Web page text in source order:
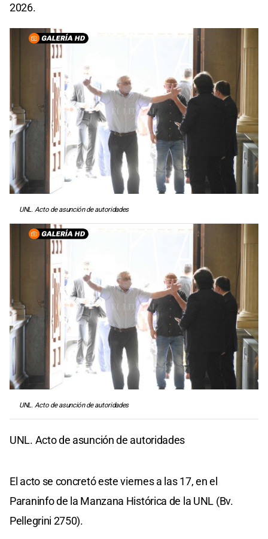
2026.
UNL. Acto de asunción de autoridades
UNL. Acto de asunción de autoridades
UNL. Acto de asunción de autoridades
El acto se concretó este viernes a las 17, en el
Paraninfo de la Manzana Histórica de la UNL (Bv.
Pellegrini 2750).